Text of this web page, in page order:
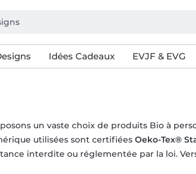
Idées Cadeaux EVJF & EVG
un vaste choix de produits Bio à
utilisées sont certifiées Oeko-Tex®
interdite ou réglementée par la loi.